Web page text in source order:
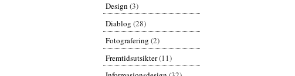
Design (3)
Diablog (28)
Fotografering (2)
Fremtidsutsikter(11)